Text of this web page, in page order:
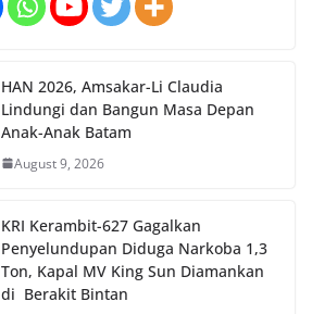
HAN 2026, Amsakar-Li Claudia
Lindungi dan Bangun Masa Depan
Anak-Anak Batam
August 9, 2026
KRI Kerambit-627 Gagalkan
Penyelundupan Diduga Narkoba 1,3
Ton, Kapal MV King Sun Diamankan
di Berakit Bintan